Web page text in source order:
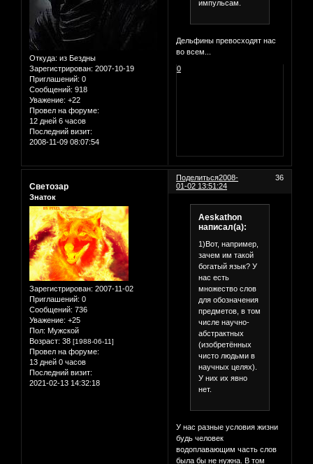
Откуда: из Бездны
Зарегистрирован: 2007-10-19
Приглашений: 0
Сообщений: 918
Уважение: +22
Провел на форуме:
12 дней 6 часов
Последний визит:
2008-11-09 08:07:54
импульсам.
Дельфины превосходят нас
во всем...
0
Поделиться 36
2008-
01-02 13:51:24
Светозар
Знаток
Зарегистрирован: 2007-11-02
Приглашений: 0
Сообщений: 736
Уважение: +25
Пол: Мужской
Возраст: 38 [1988-06-11]
Провел на форуме:
13 дней 0 часов
Последний визит:
2021-02-13 14:32:18
Aeskathon
написал(а):
1)Вот, например,
зачем им такой
богатый язык? У
нас есть
множество слов
для обозначения
предметов, в том
числе научно-
абстрактных
(изобретённых
чисто людьми в
научных целях).
У них их явно
нет.
У нас разные условия жизни
будь человек
водоплавающим часть слов
была бы не нужна. В том